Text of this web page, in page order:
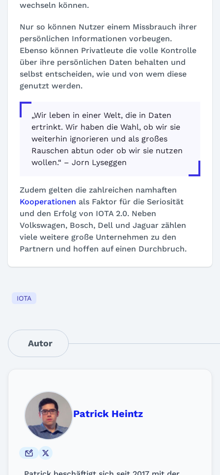
wechseln können.
Nur so können Nutzer einem Missbrauch ihrer
persönlichen Informationen vorbeugen.
Ebenso können Privatleute die volle Kontrolle
über ihre persönlichen Daten behalten und
selbst entscheiden, wie und von wem diese
genutzt werden.
„Wir leben in einer Welt, die in Daten
ertrinkt. Wir haben die Wahl, ob wir sie
weiterhin ignorieren und als großes
Rauschen abtun oder ob wir sie nutzen
wollen.“ – Jorn Lyseggen
Zudem gelten die zahlreichen namhaften
Kooperationen als Faktor für die Seriosität
und den Erfolg von IOTA 2.0. Neben
Volkswagen, Bosch, Dell und Jaguar zählen
viele weitere große Unternehmen zu den
Partnern und hoffen auf einen Durchbruch.
IOTA
Autor
Patrick Heintz